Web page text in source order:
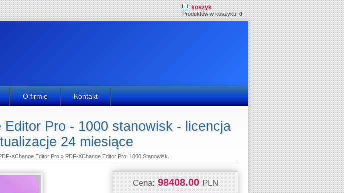
koszyk
Produktów w koszyku:0
O firmie Kontakt
Editor Pro - 1000 stanowisk - licencja
24 miesiące
XChange Editor Pro » PDF-XChange Editor Pro: 1000 Stanowisk.
Cena: 98408.00 PLN